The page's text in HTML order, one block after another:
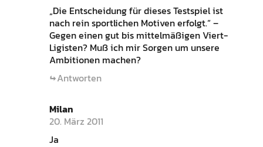
„Die Entscheidung für dieses Testspiel ist
nach rein sportlichen Motiven erfolgt.“ –
Gegen einen gut bis mittelmäßigen Viert-
Ligisten? Muß ich mir Sorgen um unsere
Ambitionen machen?
Antworten
Milan
20. März 2011
Ja